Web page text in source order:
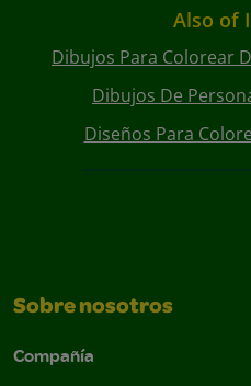
Also of
Dibujos Para Colorear
Dibujos De
Diseños Para
Sobre nosotros
Compañía